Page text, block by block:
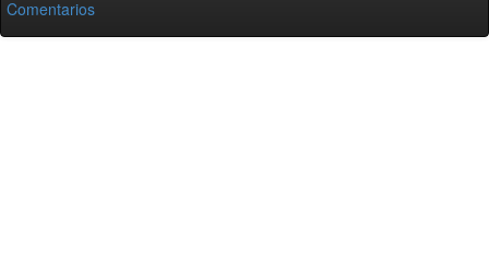
Comentarios